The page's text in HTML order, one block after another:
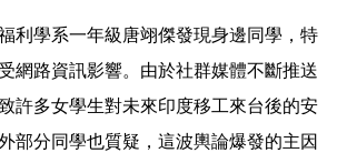
利學系一年級唐翊傑發現身邊同學，特
網路資訊影響。由於社群媒體不斷推送
許多女學生對未來印度移工來台後的安
部分同學也質疑，這波輿論爆發的主因